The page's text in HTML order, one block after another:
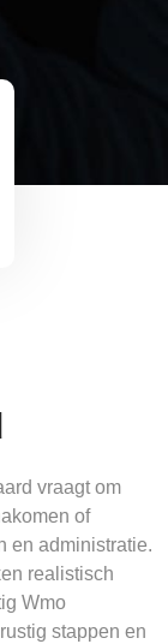
vraagt om
of
en administratie.
realistisch
Wmo
stappen en